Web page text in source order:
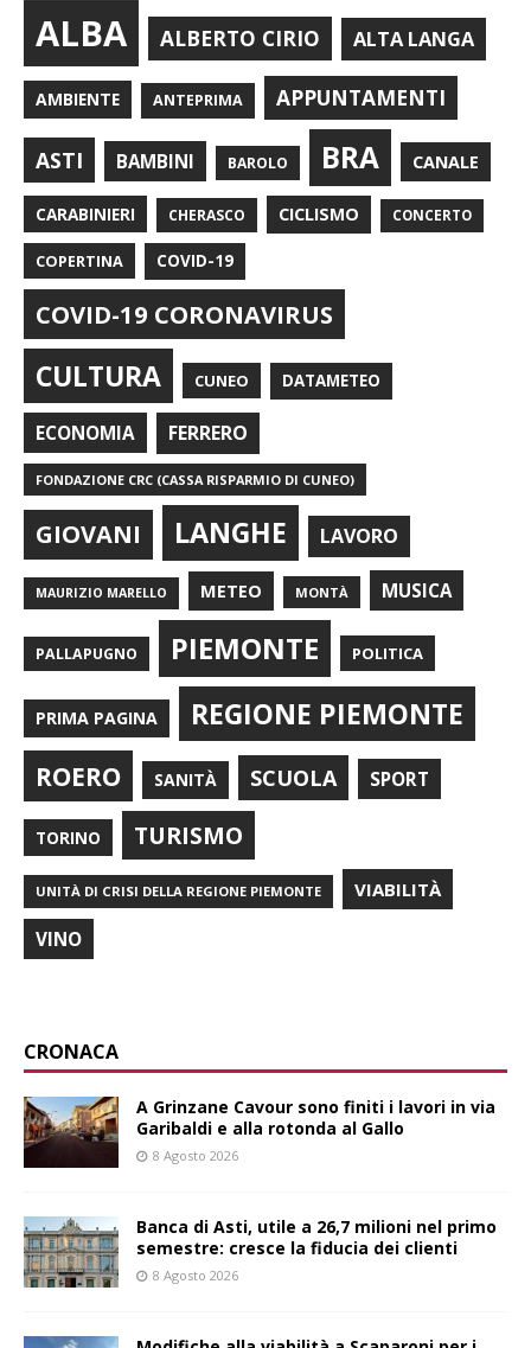
ALBA ALBERTO CIRIO ALTA LANGA
AMBIENTE ANTEPRIMA APPUNTAMENTI
ASTI BAMBINI BAROLO BRA CANALE
CARABINIERI CHERASCO CICLISMO CONCERTO
COPERTINA COVID-19
COVID-19 CORONAVIRUS
CULTURA CUNEO DATAMETEO
ECONOMIA FERRERO
FONDAZIONE CRC (CASSA RISPARMIO DI CUNEO)
GIOVANI LANGHE LAVORO
MAURIZIO MARELLO METEO MONTÀ MUSICA
PALLAPUGNO PIEMONTE POLITICA
PRIMA PAGINA REGIONE PIEMONTE
ROERO SANITÀ SCUOLA SPORT
TORINO TURISMO
UNITÀ DI CRISI DELLA REGIONE PIEMONTE VIABILITÀ
VINO
CRONACA
A Grinzane Cavour sono finiti i lavori in via
Garibaldi e alla rotonda al Gallo
8 Agosto 2026
Banca di Asti, utile a 26,7 milioni nel primo
semestre: cresce la fiducia dei clienti
8 Agosto 2026